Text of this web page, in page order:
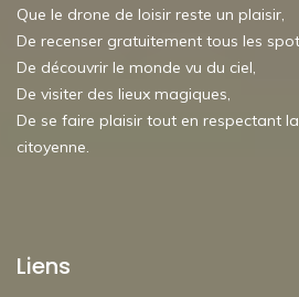
Que le drone de loisir reste un plaisir,
De recenser gratuitement tous les
De découvrir le monde vu du ciel,
De visiter des lieux magiques,
De se faire plaisir tout en respectant
citoyenne.
Liens